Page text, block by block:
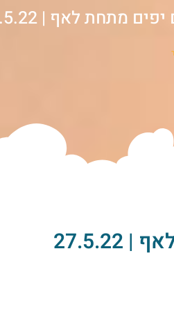
מתחת לאף | 27.5.22